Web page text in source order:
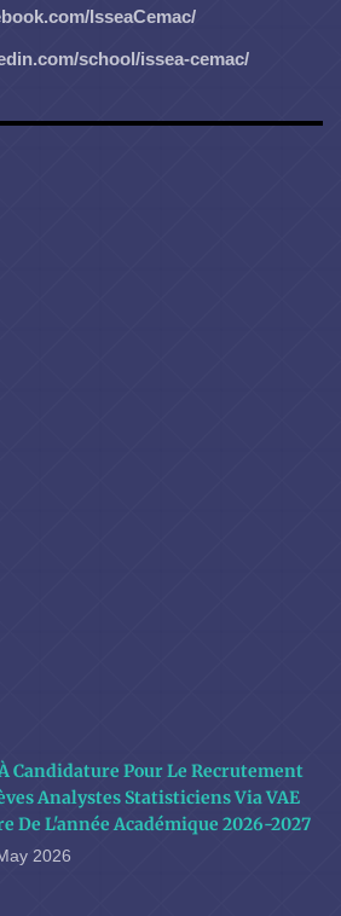
IsseaCemac/
school/issea-cemac/
Candidature Pour Le Recrutement
Analystes Statisticiens Via VAE
De L'année Académique 2026-2027
2026